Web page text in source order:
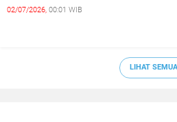
02/07/2026, 00:01 WIB
LIHAT SEMUA